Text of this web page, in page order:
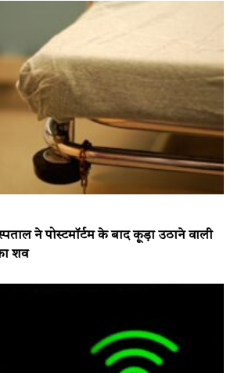
ने पोस्टमॉर्टम के बाद कूड़ा उठाने वाली
शव